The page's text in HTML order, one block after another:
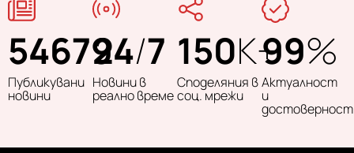
54679
Публикувани
новини
24/7
Новини в
реално време
150K+
Споделяния в
соц. мрежи
99%
Актуалност
и
достоверност